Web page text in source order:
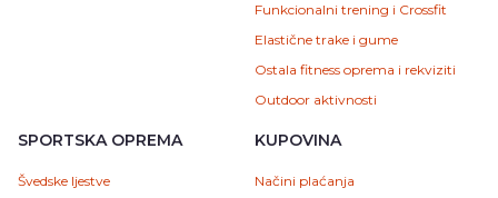
Funkcionalni trening i Crossfit
Elastične trake i gume
Ostala fitness oprema i rekviziti
Outdoor aktivnosti
SPORTSKA OPREMA
Švedske ljestve
KUPOVINA
Načini plaćanja